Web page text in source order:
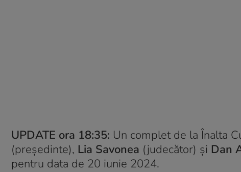
UPDATE ora 18:35: Un complet de la Înalta
(președinte), Lia Savonea (judecător) și Dan
pentru data de 20 iunie 2024.